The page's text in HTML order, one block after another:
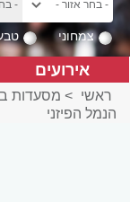
צמחוני
אירועים
ראשי > מסעדות
הנמל הפיזני